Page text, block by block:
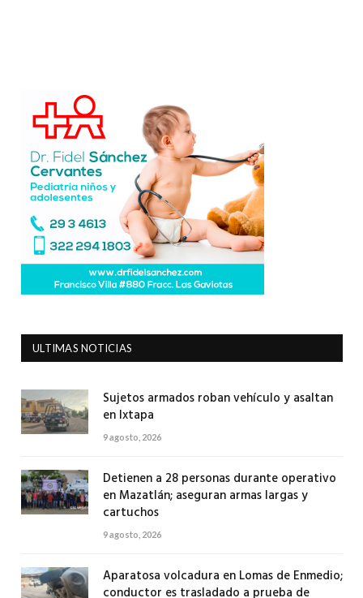
ULTIMAS NOTICIAS
Sujetos armados roban vehículo y asaltan
en Ixtapa
9 agosto, 2026
Detienen a 28 personas durante operativo
en Mazatlán; aseguran armas largas y
cartuchos
9 agosto, 2026
Aparatosa volcadura en Lomas de Enmedio;
conductor es trasladado a prueba de